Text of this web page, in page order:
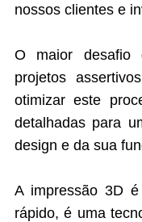
nossos clientes e
O maior
projetos
otimizar este
detalhadas para
design e da sua
A impressão 3D
rápido, é uma